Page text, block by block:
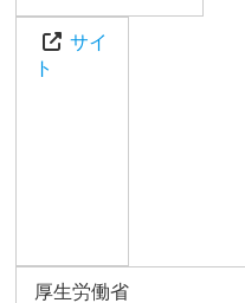
サイ
ト
厚生労働省